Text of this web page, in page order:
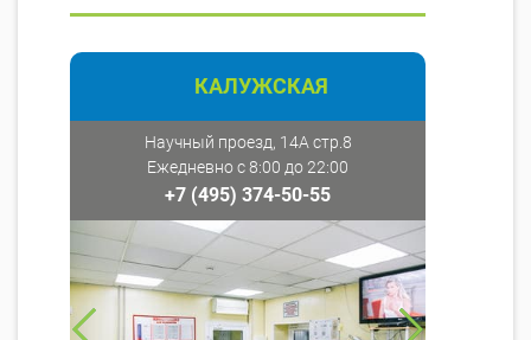
КАЛУЖСКАЯ
Научный проезд, 14А стр.8
Ежедневно с 8:00 до 22:00
+7 (495) 374-50-55